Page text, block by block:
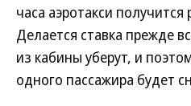
часа аэротакси
Делается ставка прежде
из кабины уберут, и
одного пассажира будет